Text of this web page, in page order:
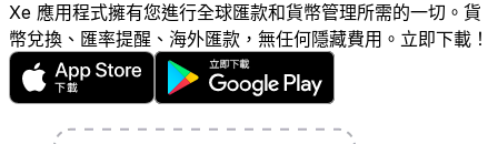
Xe 應用程式擁有您進行全球匯款和貨幣管理所需的一切。貨
幣兌換、匯率提醒、海外匯款，無任何隱藏費用。立即下載！